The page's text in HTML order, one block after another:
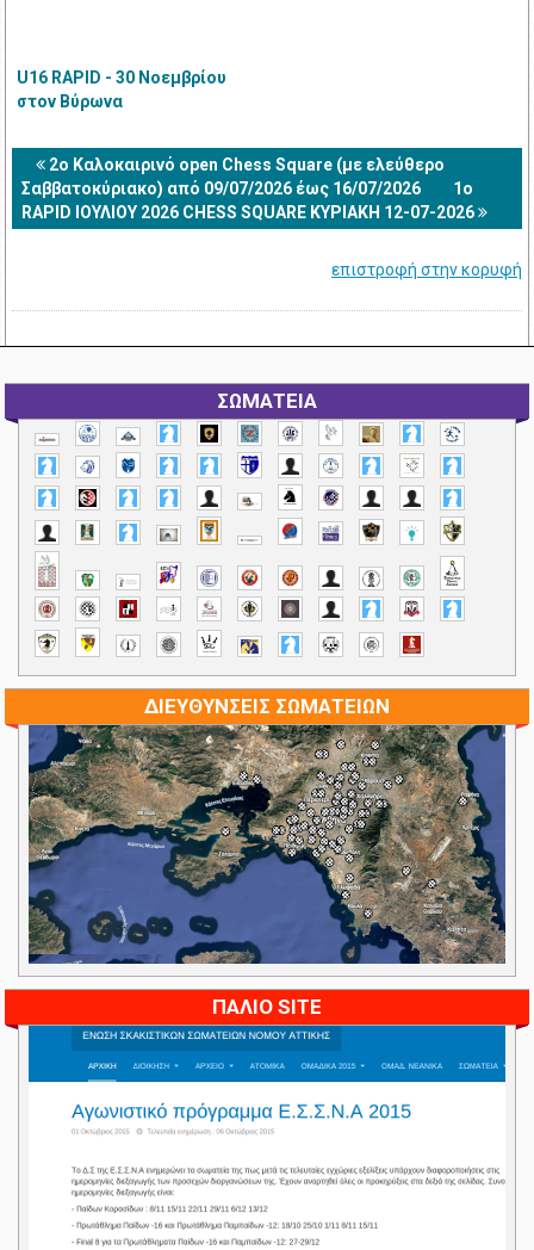
U16 RAPID - 30 Νοεμβρίου
στον Βύρωνα
2o Καλοκαιρινό open Chess Square (με ελεύθερο
Σαββατοκύριακο) από 09/07/2026 έως 16/07/2026
1o
RAPID ΙΟΥΛΙΟΥ 2026 CHESS SQUARE ΚΥΡΙΑΚΗ 12-07-2026
επιστροφή στην κορυφή
ΣΩΜΑΤΕΙΑ
ΔΙΕΥΘΥΝΣΕΙΣ ΣΩΜΑΤΕΙΩΝ
ΠΑΛΙΟ SITE